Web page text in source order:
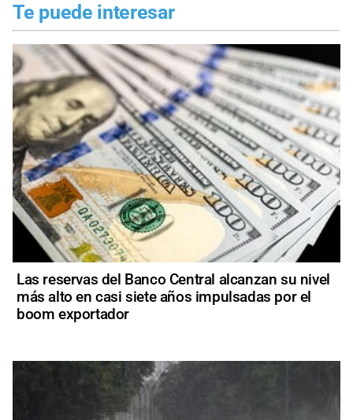
Te puede interesar
Las reservas del Banco Central alcanzan su nivel
más alto en casi siete años impulsadas por el
boom exportador